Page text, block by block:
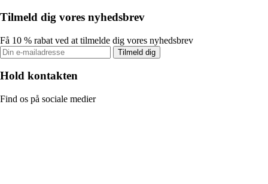
Tilmeld dig vores nyhedsbrev
Få 10 % rabat ved at tilmelde dig vores nyhedsbrev
Tilmeld dig
Hold kontakten
Find os på sociale medier